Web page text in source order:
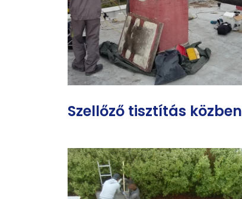
Szellőző tisztítás közben